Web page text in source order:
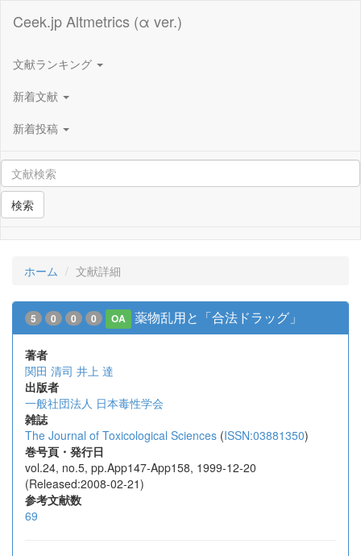
Ceek.jp Altmetrics (α ver.)
文献ランキング
新着文献
新着投稿
検索
ホーム 文献詳細
5 0 0 0 OA 薬物乱用と「合法ドラッグ」
著者
関田 清司 井上 達
出版者
一般社団法人 日本毒性学会
雑誌
The Journal of Toxicological Sciences (ISSN:03881350)
巻号頁・発行日
vol.24, no.5, pp.App147-App158, 1999-12-20
(Released:2008-02-21)
参考文献数
69